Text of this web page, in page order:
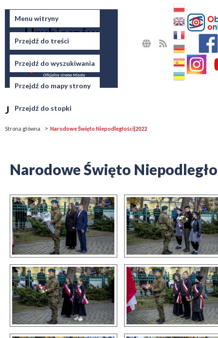
Menu witryny
Przejdź do treści
Przejdź do wyszukiwania
Przejdź do mapy strony
Przejdź do stopki
Miasto
Hrubieszów
Jesteś tutaj
Strona główna Narodowe Święto Niepodległości|2022
Narodowe Święto